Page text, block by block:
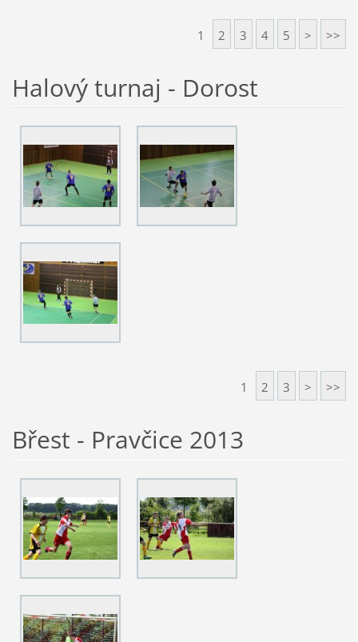
1 2 3 4 5 > >>
Halový turnaj - Dorost
1 2 3 > >>
Břest - Pravčice 2013